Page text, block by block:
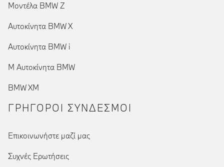
Μοντέλα BMW Z
Αυτοκίνητα BMW X
Αυτοκίνητα BMW i
Μ Αυτοκίνητα BMW
BMW XM
ΓΡΉΓΟΡΟΙ ΣΎΝΔΕΣΜΟΙ
Επικοινωνήστε μαζί μας
Συχνές Ερωτήσεις